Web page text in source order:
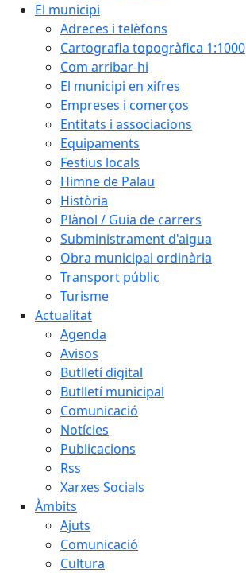
El municipi
Adreces i telèfons
Cartografia topogràfica 1:1000
Com arribar-hi
El municipi en xifres
Empreses i comerços
Entitats i associacions
Equipaments
Festius locals
Himne de Palau
Història
Plànol / Guia de carrers
Subministrament d'aigua
Obra municipal ordinària
Transport públic
Turisme
Actualitat
Agenda
Avisos
Butlletí digital
Butlletí municipal
Comunicació
Notícies
Publicacions
Rss
Xarxes Socials
Àmbits
Ajuts
Comunicació
Cultura